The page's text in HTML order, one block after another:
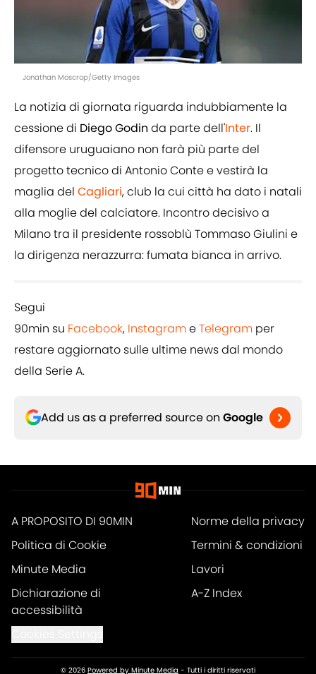
Jonathan Moscrop/Getty Images
La notizia di giornata riguarda indubbiamente la
cessione di Diego Godin da parte dell'Inter. Il
difensore uruguaiano non farà più parte del
progetto tecnico di Antonio Conte e vestirà la
maglia del Cagliari, club la cui città ha dato i natali
alla moglie del calciatore. Incontro decisivo a
Milano tra il presidente rossoblù Tommaso Giulini e
la dirigenza nerazzurra: fumata bianca in arrivo.
Segui
90min su Facebook, InstagrameTelegram per
restare aggiornato sulle ultime news dal mondo
della Serie A.
Add us as a preferred source on Google
A PROPOSITO DI 90MIN
Norme della privacy
Politica di Cookie
Termini & condizioni
Minute Media
Lavori
Dichiarazione di
accessibilità
A-Z Index
© 2026 Powered by Minute Media - Tutti i diritti riservati